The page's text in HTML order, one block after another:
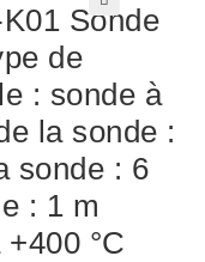
🔍
Sonde
de
: sonde à
la sonde :
sonde : 6
: 1 m
°C